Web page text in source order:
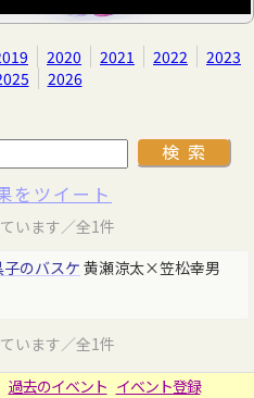
2020 2021 2022
2023
2026
をツイート
います／全1件
子のバスケ黄瀬涼太×笠松幸男
います／全1件
過去のイベント イベント登録